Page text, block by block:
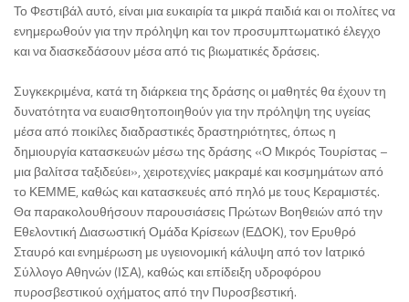
Το Φεστιβάλ αυτό, είναι μια ευκαιρία τα μικρά παιδιά και οι πολίτες να
ενημερωθούν για την πρόληψη και τον προσυμπτωματικό έλεγχο
και να διασκεδάσουν μέσα από τις βιωματικές δράσεις.
Συγκεκριμένα, κατά τη διάρκεια της δράσης οι μαθητές θα έχουν τη
δυνατότητα να ευαισθητοποιηθούν για την πρόληψη της υγείας
μέσα από ποικίλες διαδραστικές δραστηριότητες, όπως η
δημιουργία κατασκευών μέσω της δράσης «Ο Μικρός Τουρίστας –
μια βαλίτσα ταξιδεύει», χειροτεχνίες μακραμέ και κοσμημάτων από
το ΚΕΜΜΕ, καθώς και κατασκευές από πηλό με τους Κεραμιστές.
Θα παρακολουθήσουν παρουσιάσεις Πρώτων Βοηθειών από την
Εθελοντική Διασωστική Ομάδα Κρίσεων (ΕΔΟΚ), τον Ερυθρό
Σταυρό και ενημέρωση με υγειονομική κάλυψη από τον Ιατρικό
Σύλλογο Αθηνών (ΙΣΑ), καθώς και επίδειξη υδροφόρου
πυροσβεστικού οχήματος από την Πυροσβεστική.